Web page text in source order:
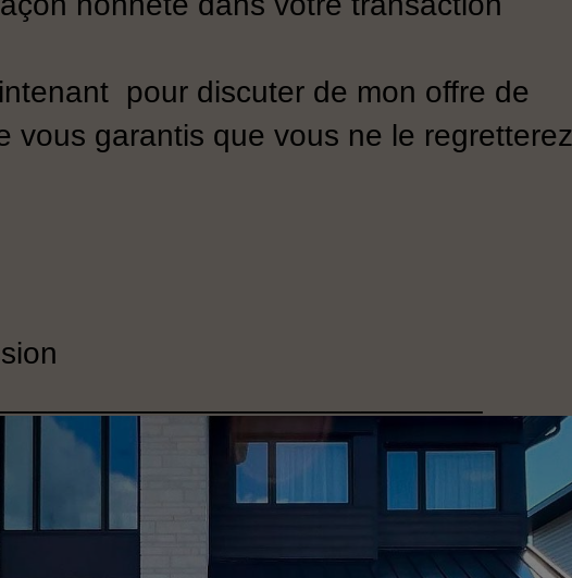
pour discuter de mon offre de
vous garantis que vous ne le